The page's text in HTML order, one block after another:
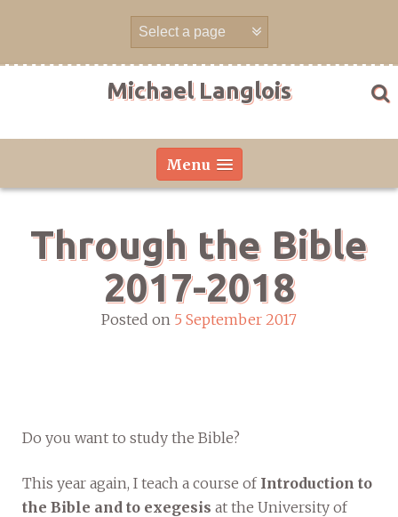
Michael Langlois
Menu
Through the Bible
2017-2018
Posted on 5 September 2017
Do you want to study the Bible?
This year again, I teach a course of Introduction to
the Bible and to exegesis at the University of